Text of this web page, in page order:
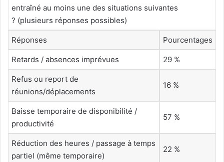
entraîné au moins une des situations suivantes
? (plusieurs réponses possibles)
Réponses Pourcentages
Retards / absences imprévues 29 %
Refus ou report de
réunions/déplacements
16 %
Baisse temporaire de disponibilité /
productivité
57 %
Réduction des heures / passage à temps
partiel (même temporaire)
22 %